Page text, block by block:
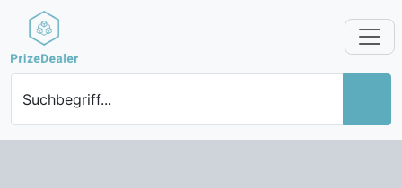
Suchbegriff...